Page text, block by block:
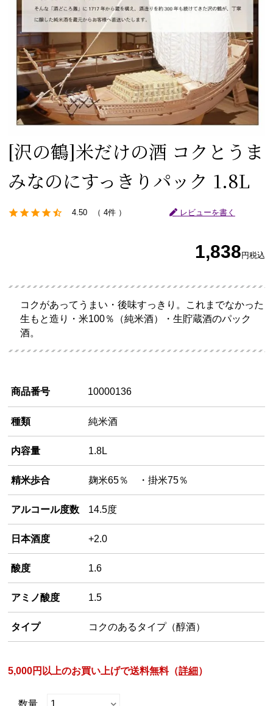
[沢の鶴]米だけの酒 コクとうま
みなのにすっきりパック 1.8L
4.50 4件 レビューを書く
1,838 円税込
コクがあってうまい・後味すっきり。これまでなかった
生もと造り・米100％（純米酒）・生貯蔵酒のパック
酒。
商品番号 10000136
種類 純米酒
内容量 1.8L
精米歩合 麹米65％ ・掛米75％
アルコール度数 14.5度
日本酒度 +2.0
酸度 1.6
アミノ酸度 1.5
タイプ コクのあるタイプ（醇酒）
5,000円以上のお買い上げで送料無料（詳細 ）